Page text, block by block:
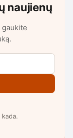
naujienų